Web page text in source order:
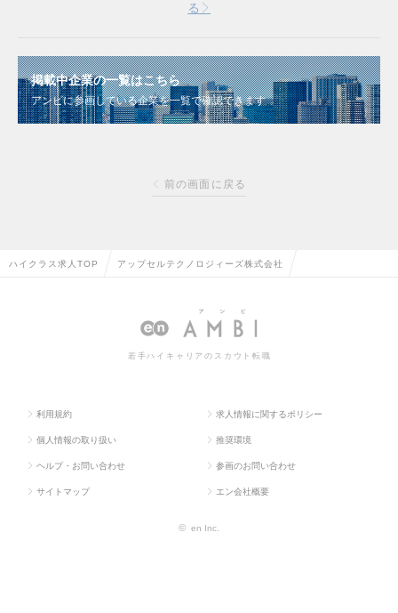
る
掲載中企業の一覧はこちら
アンビに参画している企業を一覧で確認できます
前の画面に戻る
ハイクラス求人TOP アップセルテクノロジィーズ株式会社
若手ハイキャリアのスカウト転職
利用規約 求人情報に関するポリシー
個人情報の取り扱い 推奨環境
ヘルプ・お問い合わせ 参画のお問い合わせ
サイトマップ エン会社概要
© en Inc.